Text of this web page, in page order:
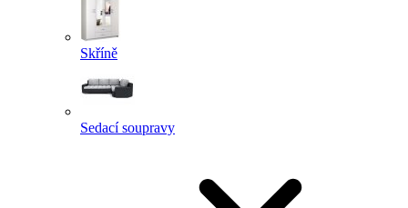
Skříně
Sedací soupravy